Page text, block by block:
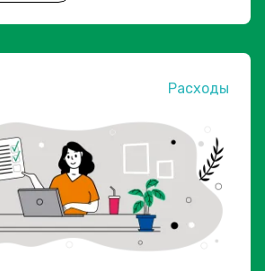
Расходы